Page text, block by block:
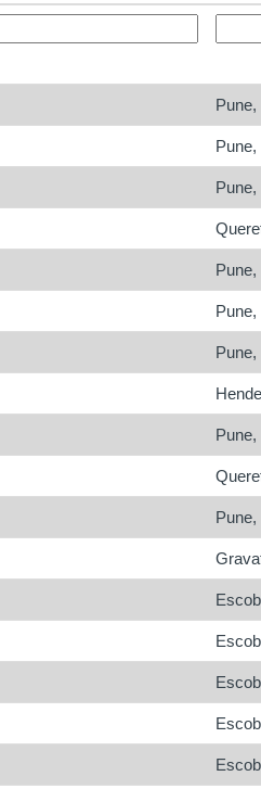
Pune,
Pune,
Pune,
Pune,
Pune,
Pune,